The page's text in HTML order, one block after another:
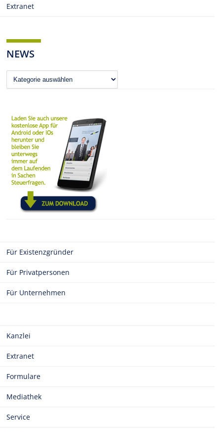
Extranet
NEWS
News
Für Existenzgründer
Für Privatpersonen
Für Unternehmen
Kanzlei
Extranet
Formulare
Mediathek
Service